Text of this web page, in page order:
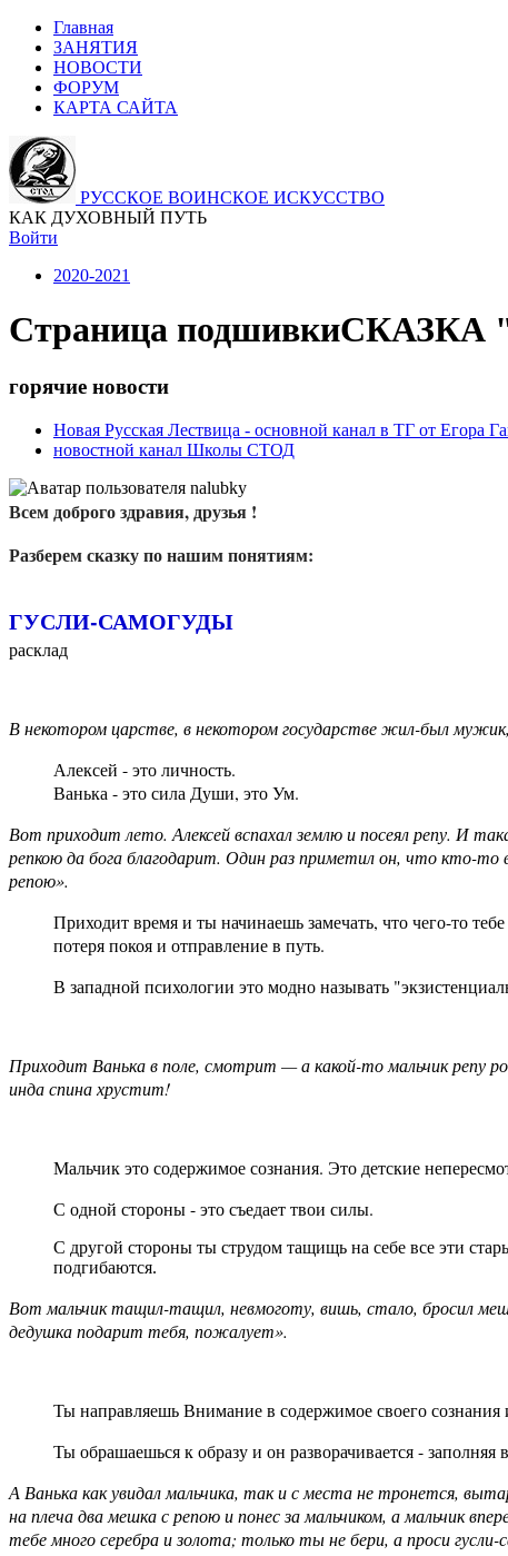
Главная
ЗАНЯТИЯ
НОВОСТИ
ФОРУМ
КАРТА САЙТА
РУССКОЕ ВОИНСКОЕ ИСКУССТВО
КАК ДУХОВНЫЙ ПУТЬ
Войти
2020-2021
Страница подшивкиСКАЗКА
горячие новости
Новая Русская Лествица - основной канал в ТГ от Егора
новостной канал Школы СТОД
Всем доброго здравия, друзья !
Разберем сказку по нашим понятиям:
ГУСЛИ-САМОГУДЫ
расклад
В некотором царстве, в некотором государстве жил-был
Алексей - это личность.
Ванька - это сила Души, это Ум.
Вот приходит лето. Алексей вспахал землю и посеял репу. И
репкою да бога благодарит. Один раз приметил он, что кто-
репою».
Приходит время и ты начинаешь замечать, что чего-то
потеря покоя и отправление в путь.
В западной психологии это модно называть
Приходит Ванька в поле, смотрит — а какой-то мальчик репу
инда спина хрустит!
Мальчик это содержимое сознания. Это детские
С одной стороны - это съедает твои силы.
С другой стороны ты струдом тащищь на себе все эти
подгибаются.
Вот мальчик тащил-тащил, невмоготу, вишь, стало, бросил
дедушка подарит тебя, пожалует».
Ты направляешь Внимание в содержимое своего сознания
Ты обрашаешься к образу и он разворачивается - заполняя
А Ванька как увидал мальчика, так и с места не тронется,
на плеча два мешка с репою и понес за мальчиком, а мальчик
тебе много серебра и золота; только ты не бери, а проси гусли-